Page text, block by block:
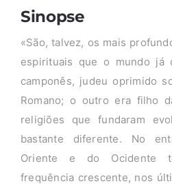
Sinopse
«São, talvez, os mais
espirituais que o mundo já
camponês, judeu oprimido
Romano; o outro era filho
religiões que fundaram
bastante diferente. No
Oriente e do Ocidente
frequência crescente, nos